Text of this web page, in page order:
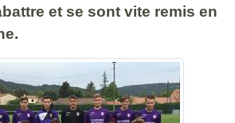
et se sont vite remis en